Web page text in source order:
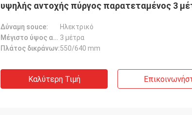
υψηλής αντοχής πύργος παρατεταμένος 3
Δύναμη souce:
Ηλεκτρικό
Μέγιστο ύψος ανύψωσης: 3 μέτρα
Πλάτος δικράνων:550/640 mm
Καλύτερη Τιμή